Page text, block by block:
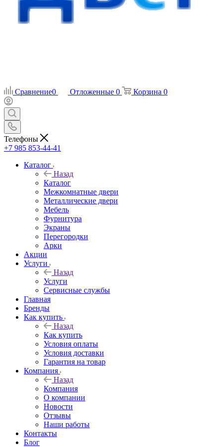
Сравнение0 Отложенные 0 Корзина 0
Телефоны
+7 985 853-44-41
Каталог
Назад
Каталог
Межкомнатные двери
Металлические двери
Мебель
Фурнитура
Экраны
Перегородки
Арки
Акции
Услуги
Назад
Услуги
Сервисные службы
Главная
Бренды
Как купить
Назад
Как купить
Условия оплаты
Условия доставки
Гарантия на товар
Компания
Назад
Компания
О компании
Новости
Отзывы
Наши работы
Контакты
Блог